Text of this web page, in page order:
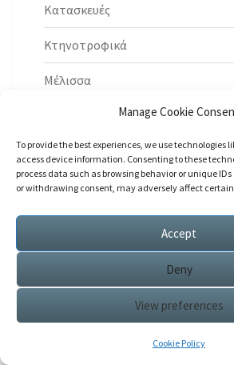
Manage Cookie
To provide the best experiences, we use technologies
access device information. Consenting to these
process data such as browsing behavior or unique
or withdrawing consent, may adversely affect
Accept
Deny
View preferences
Cookie Policy
Κατασκευές
Κτηνοτροφικά
Μέλισσα
Μελισσοκομικά Έγγραφα
Μελισσοκομικά Φυτά
Ομοιόσταση
Προβλήματα και Λύσεις
Προιόντα Μέλισσας
Πτηνοτροφία
Σαπούνι